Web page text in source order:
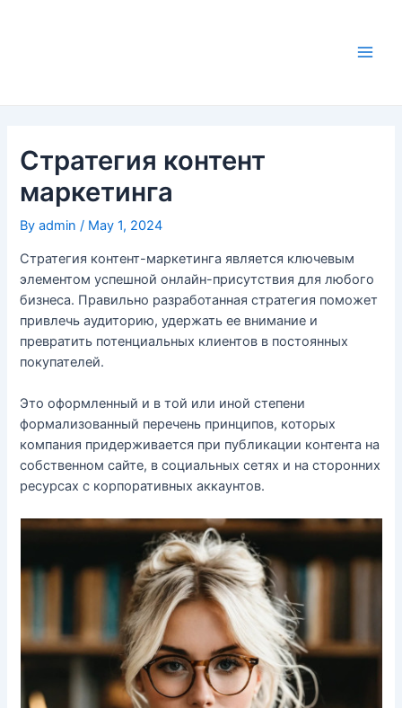
Стратегия контент
маркетинга
Byadmin/ May 1, 2024
Стратегия контент-маркетинга является ключевым
элементом успешной онлайн-присутствия для любого
бизнеса. Правильно разработанная стратегия поможет
привлечь аудиторию, удержать ее внимание и
превратить потенциальных клиентов в постоянных
покупателей.
Это оформленный и в той или иной степени
формализованный перечень принципов, которых
компания придерживается при публикации контента на
собственном сайте, в социальных сетях и на сторонних
ресурсах с корпоративных аккаунтов.